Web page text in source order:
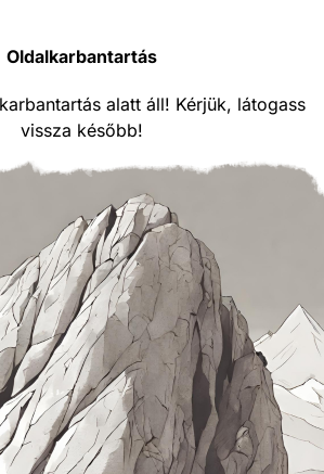
Oldalkarbantartás
alatt áll! Kérjük, látogass
vissza később!